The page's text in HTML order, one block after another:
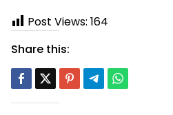
Post Views: 164
Share this: